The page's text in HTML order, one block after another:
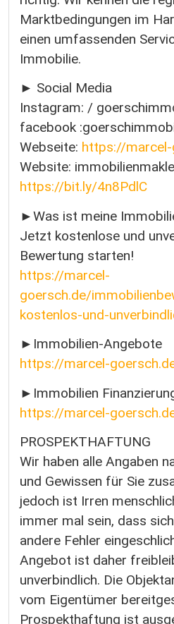
Marktbedingungen im
einen umfassenden
Immobilie.
► Social Media
Instagram: /
facebook
Webseite: https://
Website:
https://bit.ly/4n8PdlC
►Was ist meine
Jetzt kostenlose und
Bewertung starten!
https://marcel-
goersch.de/
kostenlos-und-
►Immobilien-Angebote
https://marcel-
►Immobilien
https://marcel-
PROSPEKTHAFTUNG
Wir haben alle Angaben
und Gewissen für Sie
jedoch ist Irren
immer mal sein, dass
andere Fehler
Angebot ist daher
unverbindlich. Die
vom Eigentümer
Prospekthaftung ist